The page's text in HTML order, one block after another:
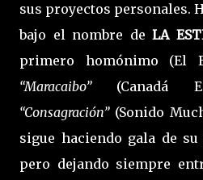
sus proyectos personales.
bajo el nombre de LA
primero homónimo (El
“Maracaibo”(Canadá
“Consagración”(Sonido
sigue haciendo gala de
pero dejando siempre